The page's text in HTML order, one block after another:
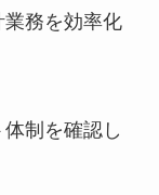
務を効率化
制を確認し